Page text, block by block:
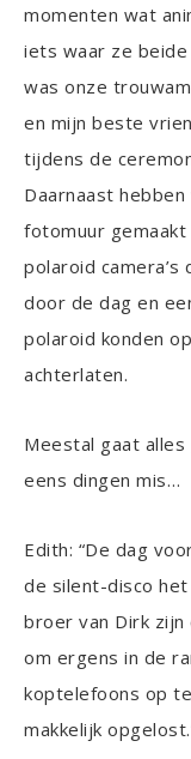
momenten wat
iets waar ze beide
was onze
en mijn beste
tijdens de
Daarnaast
fotomuur
polaroid camera’s
door de dag en
polaroid konden
achterlaten.
Meestal gaat
eens dingen mis…
Edith: “De dag
de silent-disco
broer van Dirk zijn
om ergens in de
koptelefoons op
makkelijk